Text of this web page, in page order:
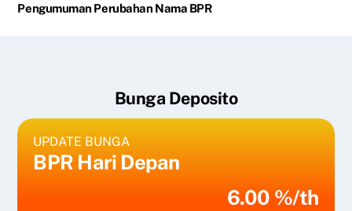
Pengumuman Perubahan Nama BPR
Bunga Deposito
UPDATE BUNGA
BPR Hari Depan
6.00 %/th